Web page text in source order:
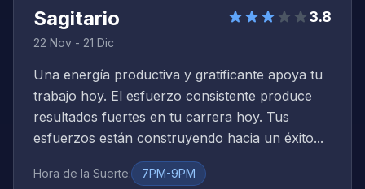
Sagitario
22 Nov - 21 Dic
3.8
Una energía productiva y gratificante apoya tu
trabajo hoy. El esfuerzo consistente produce
resultados fuertes en tu carrera hoy. Tus
esfuerzos están construyendo hacia un éxito...
Hora de la Suerte: 7PM-9PM